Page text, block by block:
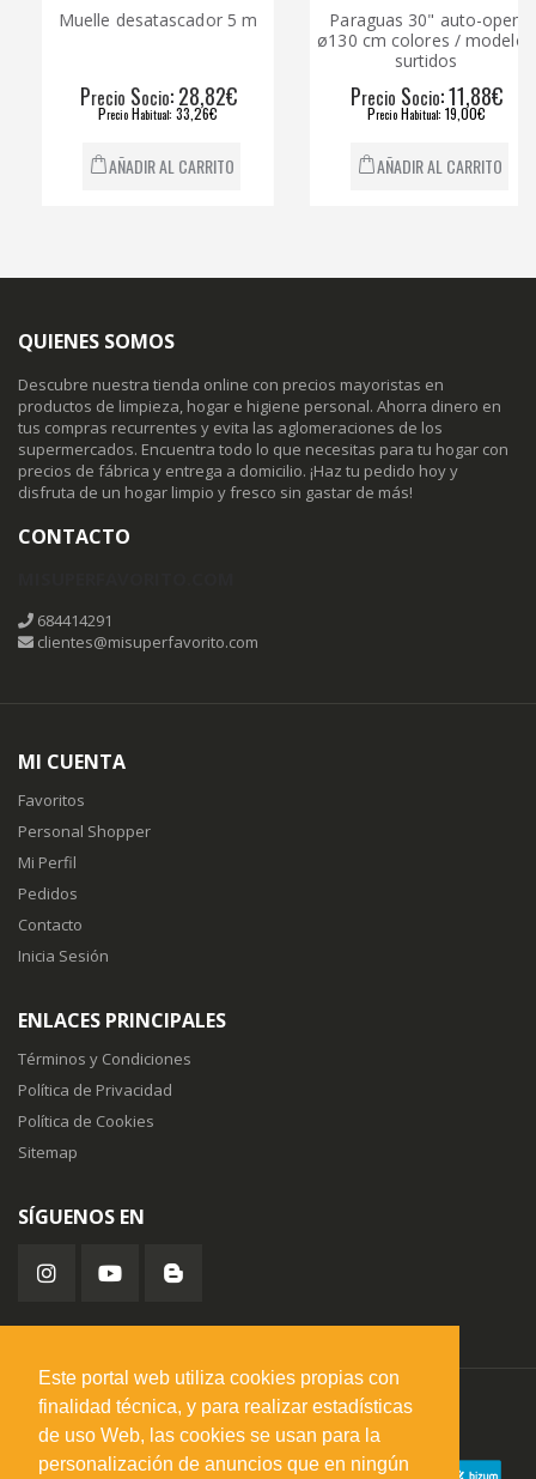
Este portal web utiliza cookies propias con
finalidad técnica, y para realizar estadísticas
de uso Web, las cookies se usan para la
personalización de anuncios que en ningún
Muelle desatascador 5 m
recioSocio: 28,82€
recioHabitual: 33,26€
AÑADIR AL CARRITO
Paraguas 30" auto-open
ø130 cm colores / modelos
surtidos
recioSocio: 11,88€
recioHabitual: 19,00€
AÑADIR AL CARRITO
QUIENES SOMOS
Descubre nuestra tienda online con precios mayoristas en
productos de limpieza, hogar e higiene personal. Ahorra dinero en
tus compras recurrentes y evita las aglomeraciones de los
supermercados. Encuentra todo lo que necesitas para tu hogar con
precios de fábrica y entrega a domicilio. ¡Haz tu pedido hoy y
disfruta de un hogar limpio y fresco sin gastar de más!
CONTACTO
684414291
clientes@misuperfavorito.com
MI CUENTA
Favoritos
Personal Shopper
Mi Perfil
Pedidos
Contacto
Inicia Sesión
ENLACES PRINCIPALES
Términos y Condiciones
Política de Privacidad
Política de Cookies
Sitemap
SÍGUENOS EN
misuperfavorito.com.
© 2026. Todos los derechos reservados.